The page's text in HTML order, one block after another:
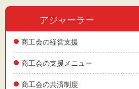
アジャーラー
商工会の経営支援
商工会の支援メニュー
商工会の共済制度